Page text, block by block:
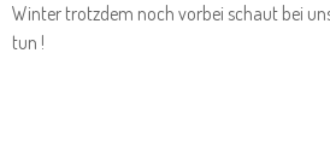
Winter trotzdem noch vorbei schaut bei
tun !